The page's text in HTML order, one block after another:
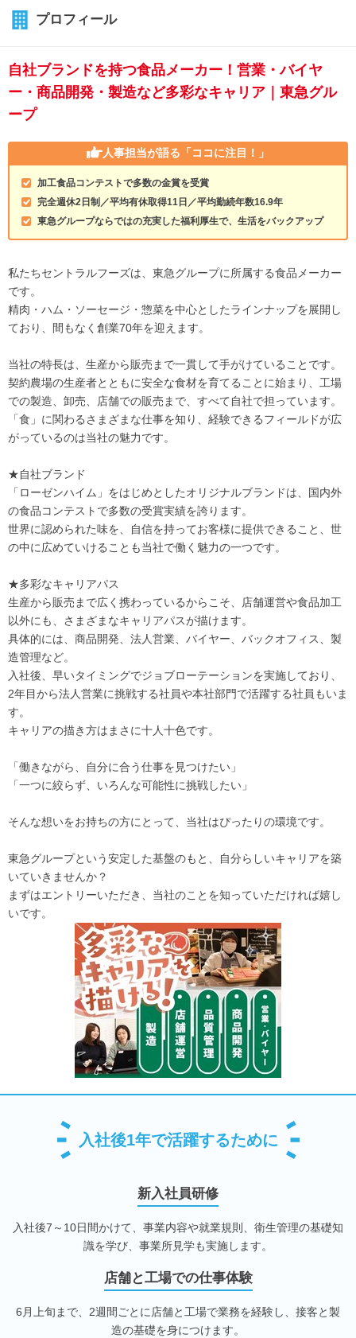
プロフィール
自社ブランドを持つ食品メーカー！営業・バイヤ
ー・商品開発・製造など多彩なキャリア｜東急グル
ープ
人事担当が語る 「ココに注目！」
加工食品コンテストで多数の金賞を受賞
完全週休2日制／平均有休取得11日／平均勤続年数16.9年
東急グループならではの充実した福利厚生で、生活をバックアップ
私たちセントラルフーズは、東急グループに所属する食品メーカー
です。
精肉・ハム・ソーセージ・惣菜を中心としたラインナップを展開し
ており、間もなく創業70年を迎えます。
当社の特長は、生産から販売まで一貫して手がけていることです。
契約農場の生産者とともに安全な食材を育てることに始まり、工場
での製造、卸売、店舗での販売まで、すべて自社で担っています。
「食」に関わるさまざまな仕事を知り、経験できるフィールドが広
がっているのは当社の魅力です。
★自社ブランド
「ローゼンハイム」をはじめとしたオリジナルブランドは、国内外
の食品コンテストで多数の受賞実績を誇ります。
世界に認められた味を、自信を持ってお客様に提供できること、世
の中に広めていけることも当社で働く魅力の一つです。
★多彩なキャリアパス
生産から販売まで広く携わっているからこそ、店舗運営や食品加工
以外にも、さまざまなキャリアパスが描けます。
具体的には、商品開発、法人営業、バイヤー、バックオフィス、製
造管理など。
入社後、早いタイミングでジョブローテーションを実施しており、
2年目から法人営業に挑戦する社員や本社部門で活躍する社員もいま
す。
キャリアの描き方はまさに十人十色です。
「働きながら、自分に合う仕事を見つけたい」
「一つに絞らず、いろんな可能性に挑戦したい」
そんな想いをお持ちの方にとって、当社はぴったりの環境です。
東急グループという安定した基盤のもと、自分らしいキャリアを築
いていきませんか？
まずはエントリーいただき、当社のことを知っていただければ嬉し
いです。
入社後1年で活躍するために
新入社員研修
入社後7～10日間かけて、事業内容や就業規則、衛生管理の基礎知
識を学び、事業所見学も実施します。
店舗と工場での仕事体験
6月上旬まで、2週間ごとに店舗と工場で業務を経験し、接客と製
造の基礎を身につけます。